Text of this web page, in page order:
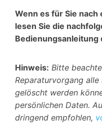
Wenn es für Sie
lesen Sie die
Bedienungsanleitung
Hinweis: Bitte
Reparaturvorgang
gelöscht werden
persönlichen Daten.
dringend empfohlen,